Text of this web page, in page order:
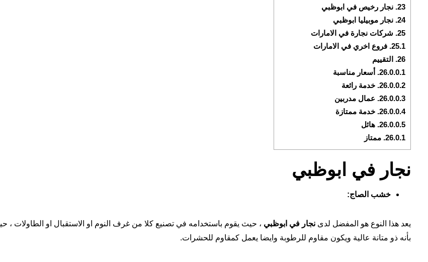
23. نجار رخيص في ابوظبي
24. نجار موبيليا ابوظبي
25. شركات نجارة في الامارات
25.1. فروع اخري في الامارات
26.
التقييم
26.0.0.1.
أسعار مناسبة
26.0.0.2. خدمة رائعة
26.0.0.3. عمال مدربين
26.0.0.4. خدمة ممتازة
26.0.0.5. هائل
26.0.1. ممتاز
نجار في ابوظبي
خشب الصاج:
يعد هذا النوع هو المفضل لدى نجار في ابوظبي ، حيث يقوم باستخدامه في تصنيع كلا من غرف النوم او الاستقبال او الطاولات ،
بأنه ذو متانة عالية ويكون مقاوم للرطوبة وايضا يعمل كمقاوم للحشرات.